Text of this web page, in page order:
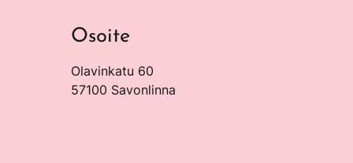
Osoite
Olavinkatu 60
57100 Savonlinna